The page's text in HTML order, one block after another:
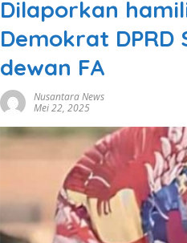
Dilaporkan
Demokrat
dewan FA
Nusantara News
Mei 22, 2025